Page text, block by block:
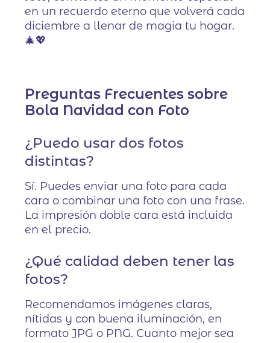
en un recuerdo eterno que volverá cada
diciembre a llenar de magia tu hogar.
🎄💖
Preguntas Frecuentes sobre
Bola Navidad con Foto
¿Puedo usar dos fotos
distintas?
Sí. Puedes enviar una foto para cada
cara o combinar una foto con una frase.
La impresión doble cara está incluida
en el precio.
¿Qué calidad deben tener las
fotos?
Recomendamos imágenes claras,
nítidas y con buena iluminación, en
formato JPG o PNG. Cuanto mejor sea